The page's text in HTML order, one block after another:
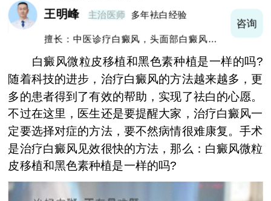
王明峰 主治医师 多年袪白经验
擅长：中医诊疗白癜风，头面部白癜风，青
咨询
白癜风微粒皮移植和黑色素种植是一样的吗?
随着科技的进步，治疗白癜风的方法越来越多，更
多的患者得到了有效的帮助，实现了祛白的心愿。
不过在这里，医生还是要提醒大家，治疗白癜风一
定要选择对症的方法，要不然病情很难康复。手术
是治疗白癜风见效很快的方法，那么：白癜风微粒
皮移植和黑色素种植是一样的吗?